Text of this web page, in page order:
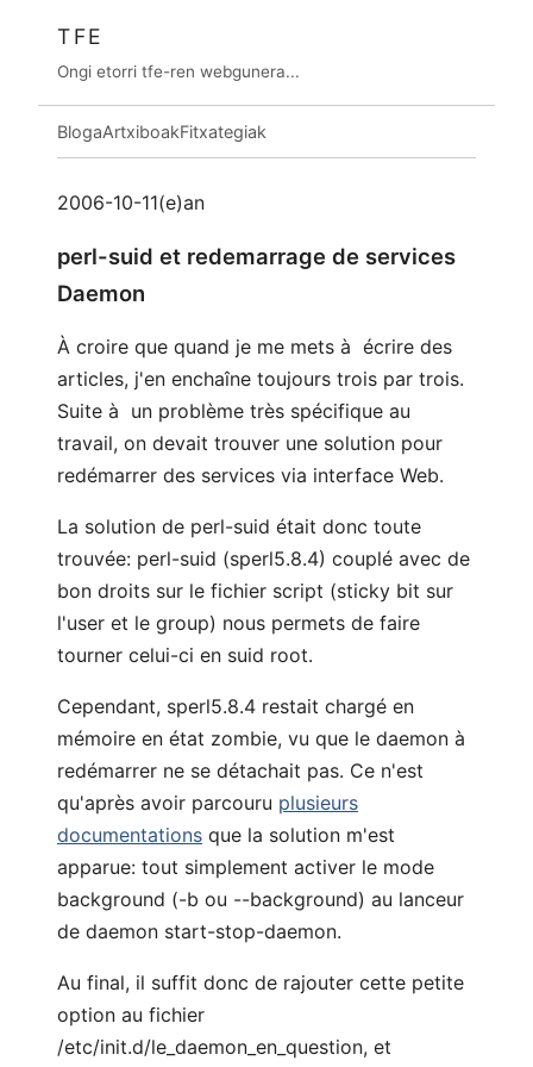
TFE
Ongi etorri tfe-ren webgunera...
BlogaArtxiboakFitxategiak
2006-10-11(e)an
perl-suid et redemarrage de services
Daemon
À croire que quand je me mets à écrire des
articles, j'en enchaîne toujours trois par trois.
Suite à un problème très spécifique au
travail, on devait trouver une solution pour
redémarrer des services via interface Web.
La solution de perl-suid était donc toute
trouvée: perl-suid (sperl5.8.4) couplé avec de
bon droits sur le fichier script (sticky bit sur
l'user et le group) nous permets de faire
tourner celui-ci en suid root.
Cependant, sperl5.8.4 restait chargé en
mémoire en état zombie, vu que le daemon à
redémarrer ne se détachait pas. Ce n'est
qu'après avoir parcouru plusieurs
documentations que la solution m'est
apparue: tout simplement activer le mode
background (-b ou --background) au lanceur
de daemon start-stop-daemon.
Au final, il suffit donc de rajouter cette petite
option au fichier
/etc/init.d/le_daemon_en_question, et